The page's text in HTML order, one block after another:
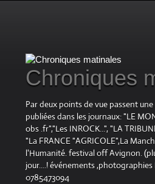
Chroniques
Par deux points de vue passent
publiées dans les journaux: "LE
obs .fr","Les INROCK...", "LA
"La FRANCE "AGRICOLE",La
l'Humanité. festival off Avignon.
jour....! événements
0785473094